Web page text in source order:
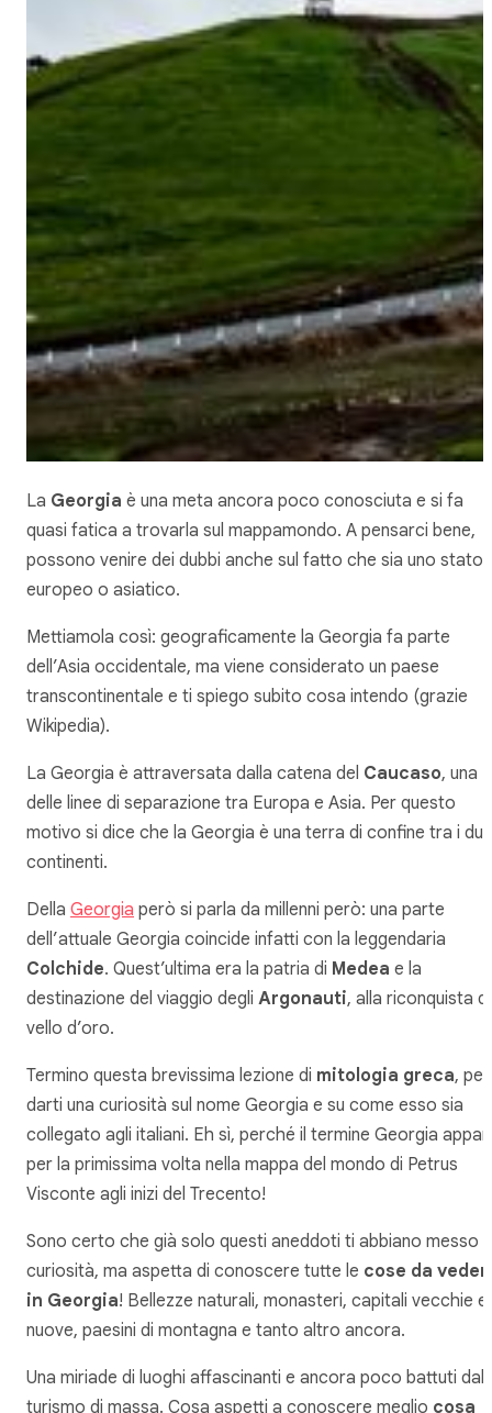
La Georgia è una meta ancora poco conosciuta e si fa
quasi fatica a trovarla sul mappamondo. A pensarci bene,
possono venire dei dubbi anche sul fatto che sia uno stato
europeo o asiatico.
Mettiamola così: geograficamente la Georgia fa parte
dell’Asia occidentale, ma viene considerato un paese
transcontinentale e ti spiego subito cosa intendo (grazie
Wikipedia).
La Georgia è attraversata dalla catena del Caucaso, una
delle linee di separazione tra Europa e Asia. Per questo
motivo si dice che la Georgia è una terra di confine tra i due
continenti.
Della Georgia però si parla da millenni però: una parte
dell’attuale Georgia coincide infatti con la leggendaria
Colchide. Quest’ultima era la patria di Medea e la
destinazione del viaggio degli Argonauti, alla riconquista
vello d’oro.
Termino questa brevissima lezione di mitologia greca, per
darti una curiosità sul nome Georgia e su come esso sia
collegato agli italiani. Eh sì, perché il termine Georgia
per la primissima volta nella mappa del mondo di Petrus
Visconte agli inizi del Trecento!
Sono certo che già solo questi aneddoti ti abbiano messo
curiosità, ma aspetta di conoscere tutte le cose da
in Georgia! Bellezze naturali, monasteri, capitali vecchie e
nuove, paesini di montagna e tanto altro ancora.
Una miriade di luoghi affascinanti e ancora poco battuti dal
turismo di massa. Cosa aspetti a conoscere meglio cosa